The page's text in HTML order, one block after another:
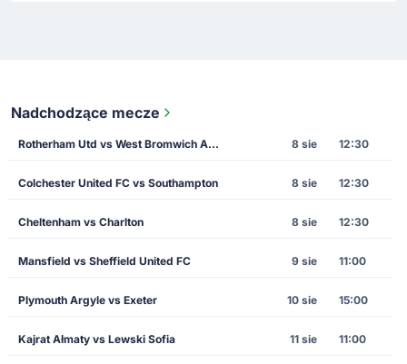
Nadchodzące mecze
Rotherham Utd vs West Bromwich Albion 8 sie 12:30
Colchester United FC vs Southampton 8 sie 12:30
Cheltenham vs Charlton 8 sie 12:30
Mansfield vs Sheffield United FC 9 sie 11:00
Plymouth Argyle vs Exeter 10 sie 15:00
Kajrat Ałmaty vs Lewski Sofia 11 sie 11:00